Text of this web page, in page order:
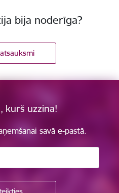
bija noderīga?
kurš uzzina!
savā e-pastā.